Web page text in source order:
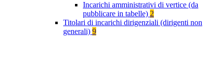
Incarichi amministrativi di vertice (da
pubblicare in tabelle) 2
Titolari di incarichi dirigenziali (dirigenti non
generali) 9